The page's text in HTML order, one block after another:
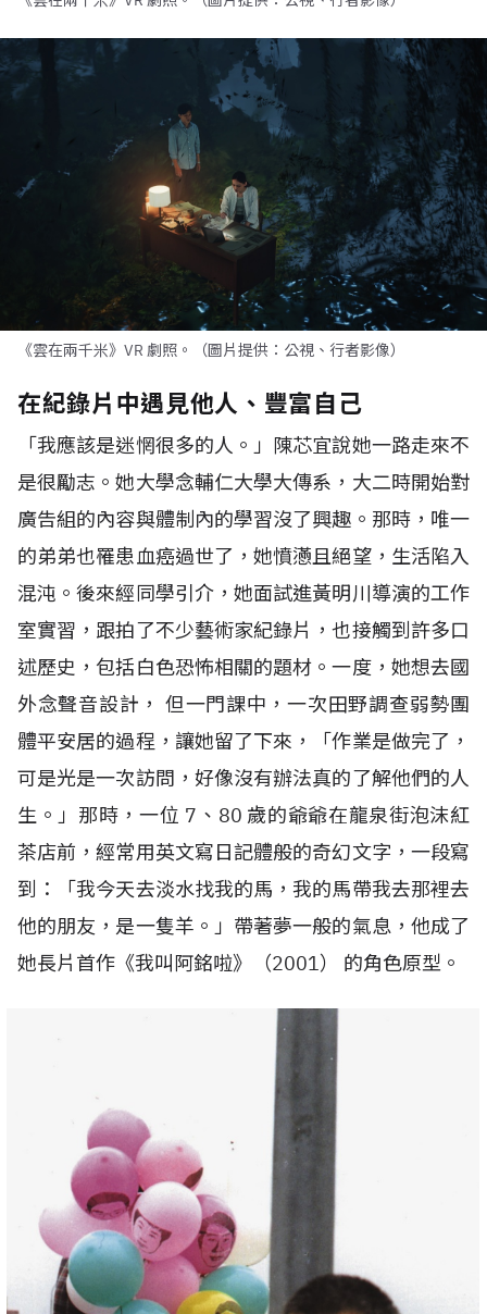
《雲在兩千米》VR 劇照。（圖片提供：公視、行者影像）
在紀錄片中遇見他人、豐富自己
「我應該是迷惘很多的人。」陳芯宜說她一路走來不
是很勵志。她大學念輔仁大學大傳系，大二時開始對
廣告組的內容與體制內的學習沒了興趣。那時，唯一
的弟弟也罹患血癌過世了，她憤懣且絕望，生活陷入
混沌。後來經同學引介，她面試進黃明川導演的工作
室實習，跟拍了不少藝術家紀錄片，也接觸到許多口
述歷史，包括白色恐怖相關的題材。一度，她想去國
外念聲音設計， 但一門課中，一次田野調查弱勢團
體平安居的過程，讓她留了下來，「作業是做完了，
可是光是一次訪問，好像沒有辦法真的了解他們的人
生。」那時，一位 7 、 80 歲的爺爺在龍泉街泡沫紅
茶店前，經常用英文寫日記體般的奇幻文字，一段寫
到：「我今天去淡水找我的馬，我的馬帶我去那裡去
他的朋友，是一隻羊。」帶著夢一般的氣息，他成了
她長片首作《我叫阿銘啦》（2001） 的角色原型。